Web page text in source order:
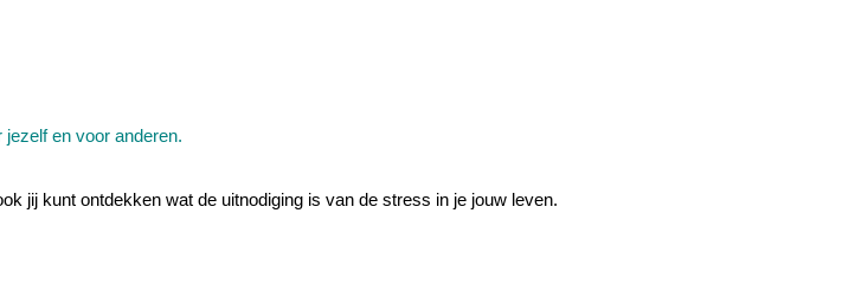
en voor anderen.
jij kunt ontdekken wat de uitnodiging is van de stress in je jouw leven.